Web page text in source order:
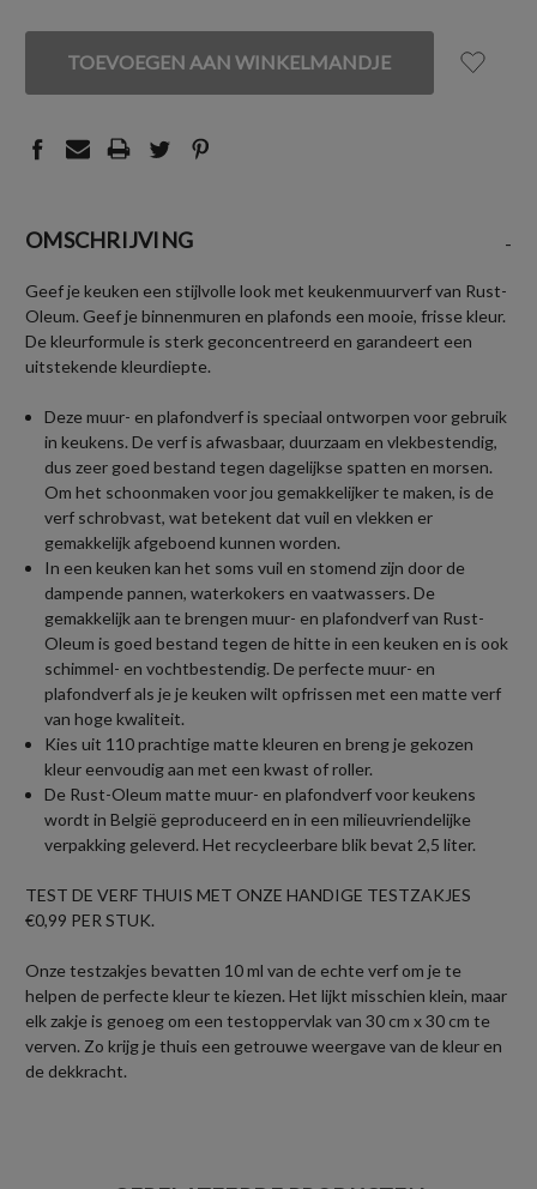
VAN
UNDEFINED
VAN
UNDEFINED
OMSCHRIJVING -
Geef je keuken een stijlvolle look met keukenmuurverf van Rust-
Oleum. Geef je binnenmuren en plafonds een mooie, frisse kleur.
De kleurformule is sterk geconcentreerd en garandeert een
uitstekende kleurdiepte.
Deze muur- en plafondverf is speciaal ontworpen voor gebruik
in keukens. De verf is afwasbaar, duurzaam en vlekbestendig,
dus zeer goed bestand tegen dagelijkse spatten en morsen.
Om het schoonmaken voor jou gemakkelijker te maken, is de
verf schrobvast, wat betekent dat vuil en vlekken er
gemakkelijk afgeboend kunnen worden.
In een keuken kan het soms vuil en stomend zijn door de
dampende pannen, waterkokers en vaatwassers. De
gemakkelijk aan te brengen muur- en plafondverf van Rust-
Oleum is goed bestand tegen de hitte in een keuken en is ook
schimmel- en vochtbestendig. De perfecte muur- en
plafondverf als je je keuken wilt opfrissen met een matte verf
van hoge kwaliteit.
Kies uit 110 prachtige matte kleuren en breng je gekozen
kleur eenvoudig aan met een kwast of roller.
De Rust-Oleum matte muur- en plafondverf voor keukens
wordt in België geproduceerd en in een milieuvriendelijke
verpakking geleverd. Het recycleerbare blik bevat 2,5 liter.
TEST DE VERF THUIS MET ONZE HANDIGE TESTZAKJES
€0,99 PER STUK.
Onze testzakjes bevatten 10 ml van de echte verf om je te
helpen de perfecte kleur te kiezen. Het lijkt misschien klein, maar
elk zakje is genoeg om een testoppervlak van 30 cm x 30 cm te
verven. Zo krijg je thuis een getrouwe weergave van de kleur en
de dekkracht.